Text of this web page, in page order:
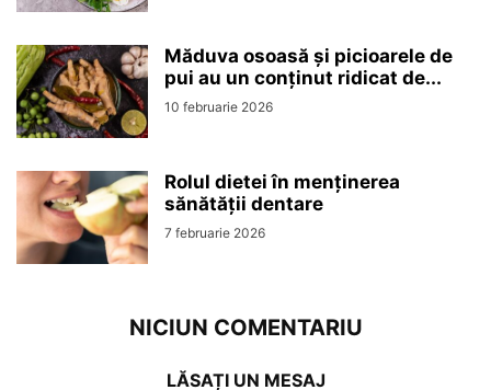
Măduva osoasă și picioarele de
pui au un conținut ridicat de...
10 februarie 2026
Rolul dietei în menținerea
sănătății dentare
7 februarie 2026
NICIUN COMENTARIU
LĂSAȚI UN MESAJ